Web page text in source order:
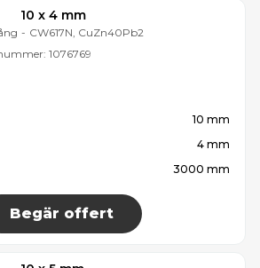
10 x 4 mm
- CW617N, CuZn40Pb2
1076769
10 mm
4 mm
3000 mm
Begär offert